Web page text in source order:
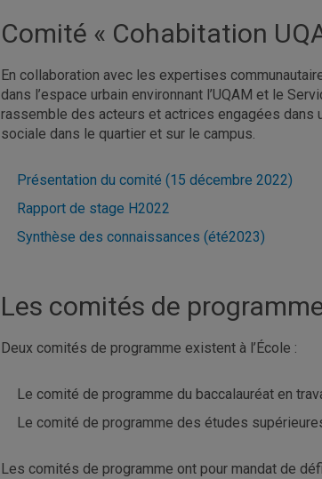
Comité « Cohabitation
En collaboration avec les expertises
dans l’espace urbain environnant l’UQAM et le
rassemble des acteurs et actrices engagées dans
sociale dans le quartier et sur le campus.
Présentation du comité (15 décembre 2022)
Rapport de stage H2022
Synthèse des connaissances (été2023)
Les comités de
Deux comités de programme existent à l’École :
Le comité de programme du baccalauréat en
Le comité de programme des études
Les comités de programme ont pour mandat de